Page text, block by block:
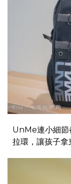
UnMe連小細節
拉環，讓孩子拿